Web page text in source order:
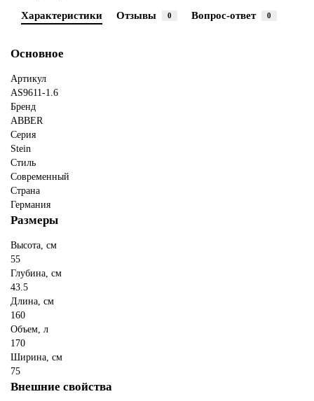
Характеристики Отзывы 0 Вопрос-ответ 0
Основное
Артикул
AS9611-1.6
Бренд
ABBER
Серия
Stein
Стиль
Современный
Страна
Германия
Размеры
Высота, см
55
Глубина, см
43.5
Длина, см
160
Объем, л
170
Ширина, см
75
Внешние свойства